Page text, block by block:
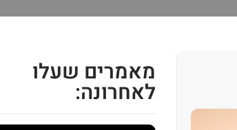
מאמרים שעלו
לאחרונה: